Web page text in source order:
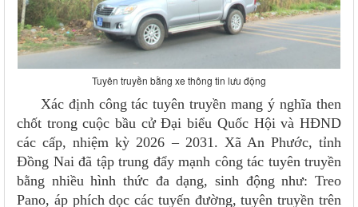
Tuyên truyền bằng xe thông tin lưu động
Xác định công tác tuyên truyền mang ý nghĩa then
chốt trong cuộc bầu cử Đại biểu Quốc Hội và HĐND
các cấp, nhiệm kỳ 2026 – 2031. Xã An Phước, tỉnh
Đồng Nai đã tập trung đẩy mạnh công tác tuyên truyền
bằng nhiều hình thức đa dạng, sinh động như: Treo
Pano, áp phích dọc các tuyến đường, tuyên truyền trên